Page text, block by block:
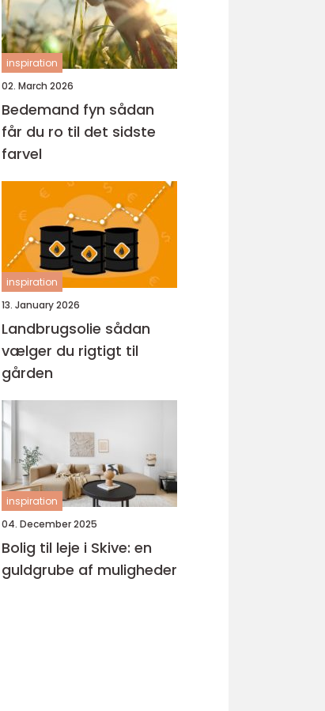
inspiration
02. March 2026
Bedemand fyn sådan
får du ro til det sidste
farvel
inspiration
13. January 2026
Landbrugsolie sådan
vælger du rigtigt til
gården
inspiration
04. December 2025
Bolig til leje i Skive: en
guldgrube af muligheder